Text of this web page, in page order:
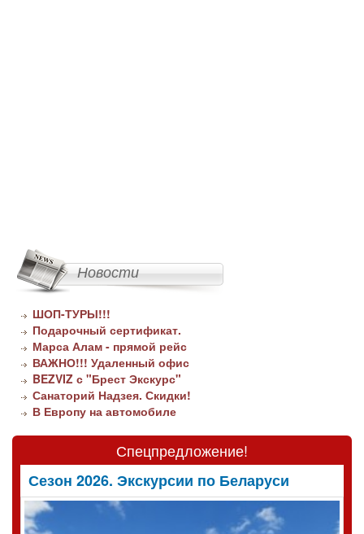
Новости
ШОП-ТУРЫ!!!
Подарочный сертификат.
Марса Алам - прямой рейс
ВАЖНО!!! Удаленный офис
BEZVIZ с "Брест Экскурс"
Санаторий Надзея. Скидки!
В Европу на автомобиле
Спецпредложение!
Сезон 2026. Экскурсии по Беларуси